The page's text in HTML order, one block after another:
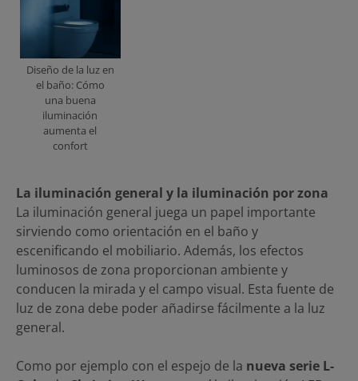
Diseño de la luz en
el baño: Cómo
una buena
iluminación
aumenta el
confort
La iluminación general y la iluminación por zona
La iluminación general juega un papel importante
sirviendo como orientación en el baño y
escenificando el mobiliario. Además, los efectos
luminosos de zona proporcionan ambiente y
conducen la mirada y el campo visual. Esta fuente de
luz de zona debe poder añadirse fácilmente a la luz
general.
Como por ejemplo con el espejo de la nueva serie L-